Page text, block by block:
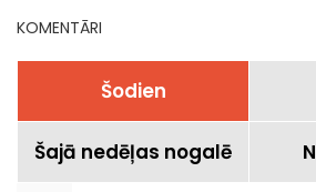
KOMENTĀRI
Šodien
Šajā nedēļas nogalē